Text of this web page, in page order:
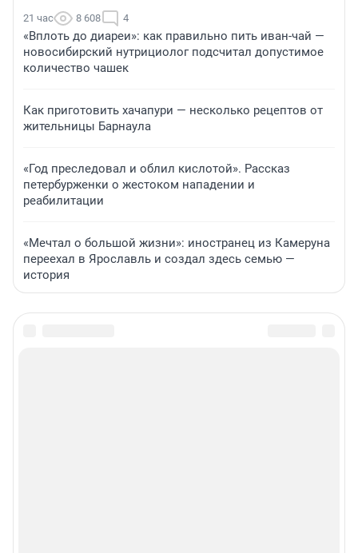
21 час 8 608 4
«Вплоть до диареи»: как правильно пить иван-чай —
новосибирский нутрициолог подсчитал допустимое
количество чашек
Как приготовить хачапури — несколько рецептов от
жительницы Барнаула
«Год преследовал и облил кислотой». Рассказ
петербурженки о жестоком нападении и
реабилитации
«Мечтал о большой жизни»: иностранец из Камеруна
переехал в Ярославль и создал здесь семью —
история